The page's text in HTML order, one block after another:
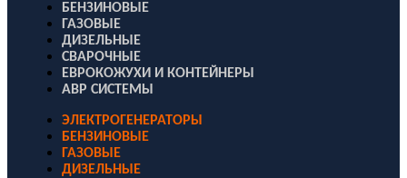
БЕНЗИНОВЫЕ
ГАЗОВЫЕ
ДИЗЕЛЬНЫЕ
СВАРОЧНЫЕ
ЕВРОКОЖУХИ И КОНТЕЙНЕРЫ
АВР СИСТЕМЫ
ЭЛЕКТРОГЕНЕРАТОРЫ
БЕНЗИНОВЫЕ
ГАЗОВЫЕ
ДИЗЕЛЬНЫЕ